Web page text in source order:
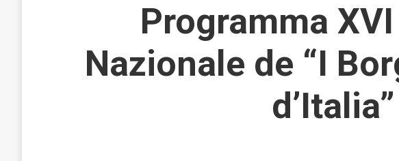
Programma
Nazionale de “I
d’Italia”